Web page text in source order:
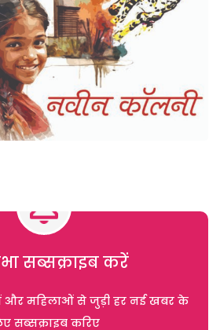
सब्सक्राइब करें
और महिलाओं से जुड़ी हर नई खबर के
सब्सक्राइब करिए